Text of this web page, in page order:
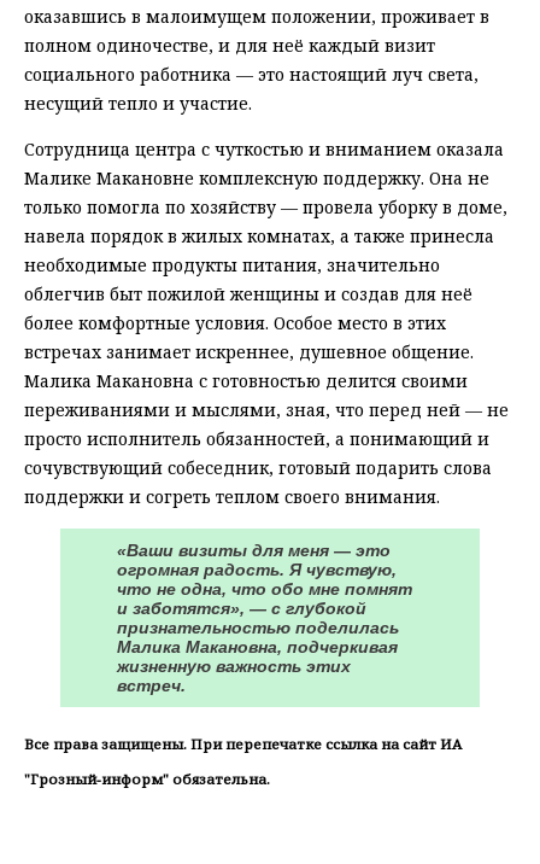
оказавшись в малоимущем положении, проживает в
полном одиночестве, и для неё каждый визит
социального работника — это настоящий луч света,
несущий тепло и участие.
Сотрудница центра с чуткостью и вниманием оказала
Малике Макановне комплексную поддержку. Она не
только помогла по хозяйству — провела уборку в доме,
навела порядок в жилых комнатах, а также принесла
необходимые продукты питания, значительно
облегчив быт пожилой женщины и создав для неё
более комфортные условия. Особое место в этих
встречах занимает искреннее, душевное общение.
Малика Макановна с готовностью делится своими
переживаниями и мыслями, зная, что перед ней — не
просто исполнитель обязанностей, а понимающий и
сочувствующий собеседник, готовый подарить слова
поддержки и согреть теплом своего внимания.
«Ваши визиты для меня — это
огромная радость. Я чувствую,
что не одна, что обо мне помнят
и заботятся», — с глубокой
признательностью поделилась
Малика Макановна, подчеркивая
жизненную важность этих
встреч.
Все права защищены. При перепечатке ссылка на сайт ИА
"Грозный-информ" обязательна.